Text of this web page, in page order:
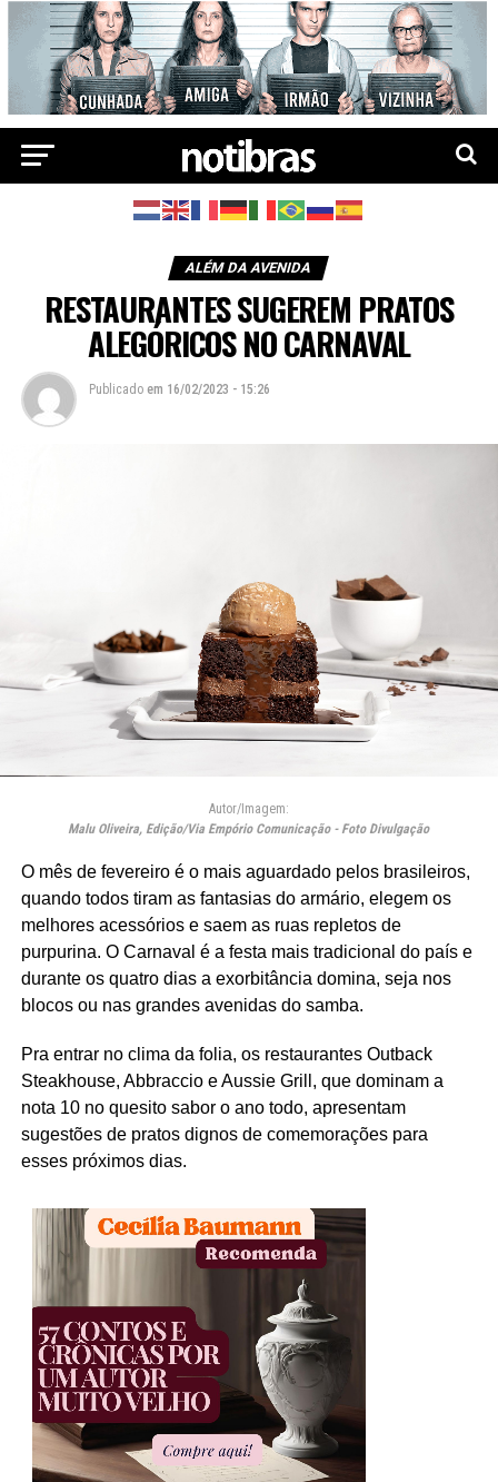
ALÉM DA AVENIDA
RESTAURANTES SUGEREM PRATOS
ALEGÓRICOS NO CARNAVAL
Publicado em 16/02/2023 - 15:26
Autor/Imagem:
Malu Oliveira, Edição/Via Empório Comunicação - Foto Divulgação
O mês de fevereiro é o mais aguardado pelos brasileiros,
quando todos tiram as fantasias do armário, elegem os
melhores acessórios e saem as ruas repletos de
purpurina. O Carnaval é a festa mais tradicional do país e
durante os quatro dias a exorbitância domina, seja nos
blocos ou nas grandes avenidas do samba.
Pra entrar no clima da folia, os restaurantes Outback
Steakhouse, Abbraccio e Aussie Grill, que dominam a
nota 10 no quesito sabor o ano todo, apresentam
sugestões de pratos dignos de comemorações para
esses próximos dias.